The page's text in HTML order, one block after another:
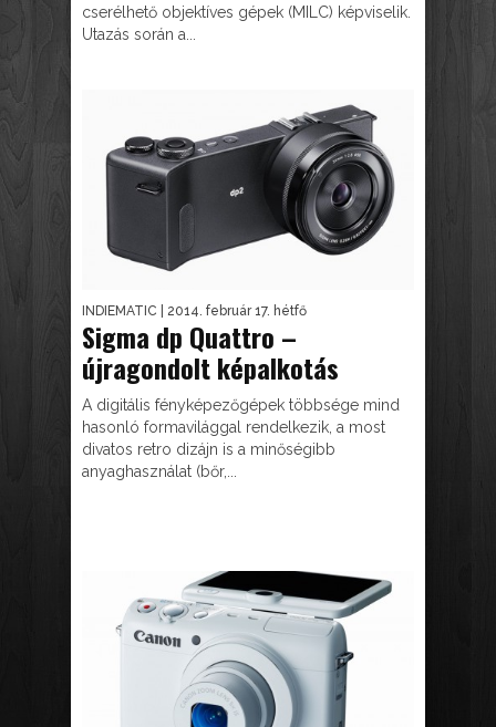
cserélhető objektíves gépek (MILC) képviselik.
Utazás során a...
INDIEMATIC | 2014. február 17. hétfő
Sigma dp Quattro –
újragondolt képalkotás
A digitális fényképezőgépek többsége mind
hasonló formavilággal rendelkezik, a most
divatos retro dizájn is a minőségibb
anyaghasználat (bőr,...